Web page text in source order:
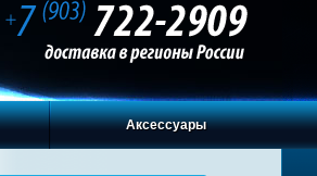
Аксессуары